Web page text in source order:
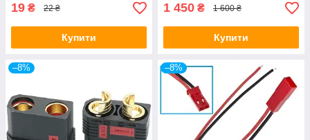
19 ₴ 22 ₴
Купити
1 450 ₴ 1 600 ₴
Купити
–8% –8%